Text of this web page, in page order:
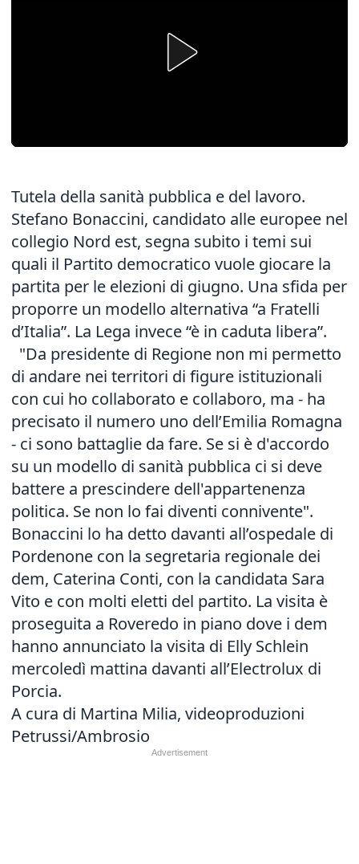
Tutela della sanità pubblica e del lavoro.
Stefano Bonaccini, candidato alle europee nel
collegio Nord est, segna subito i temi sui
quali il Partito democratico vuole giocare la
partita per le elezioni di giugno. Una sfida per
proporre un modello alternativa “a Fratelli
d’Italia”. La Lega invece “è in caduta libera”.
"Da presidente di Regione non mi permetto
di andare nei territori di figure istituzionali
con cui ho collaborato e collaboro, ma - ha
precisato il numero uno dell’Emilia Romagna
- ci sono battaglie da fare. Se si è d'accordo
su un modello di sanità pubblica ci si deve
battere a prescindere dell'appartenenza
politica. Se non lo fai diventi connivente".
Bonaccini lo ha detto davanti all’ospedale di
Pordenone con la segretaria regionale dei
dem, Caterina Conti, con la candidata Sara
Vito e con molti eletti del partito. La visita è
proseguita a Roveredo in piano dove i dem
hanno annunciato la visita di Elly Schlein
mercoledì mattina davanti all’Electrolux di
Porcia.
A cura di Martina Milia, videoproduzioni
Petrussi/Ambrosio